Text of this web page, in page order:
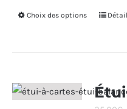
Choix des options
Ce
Les